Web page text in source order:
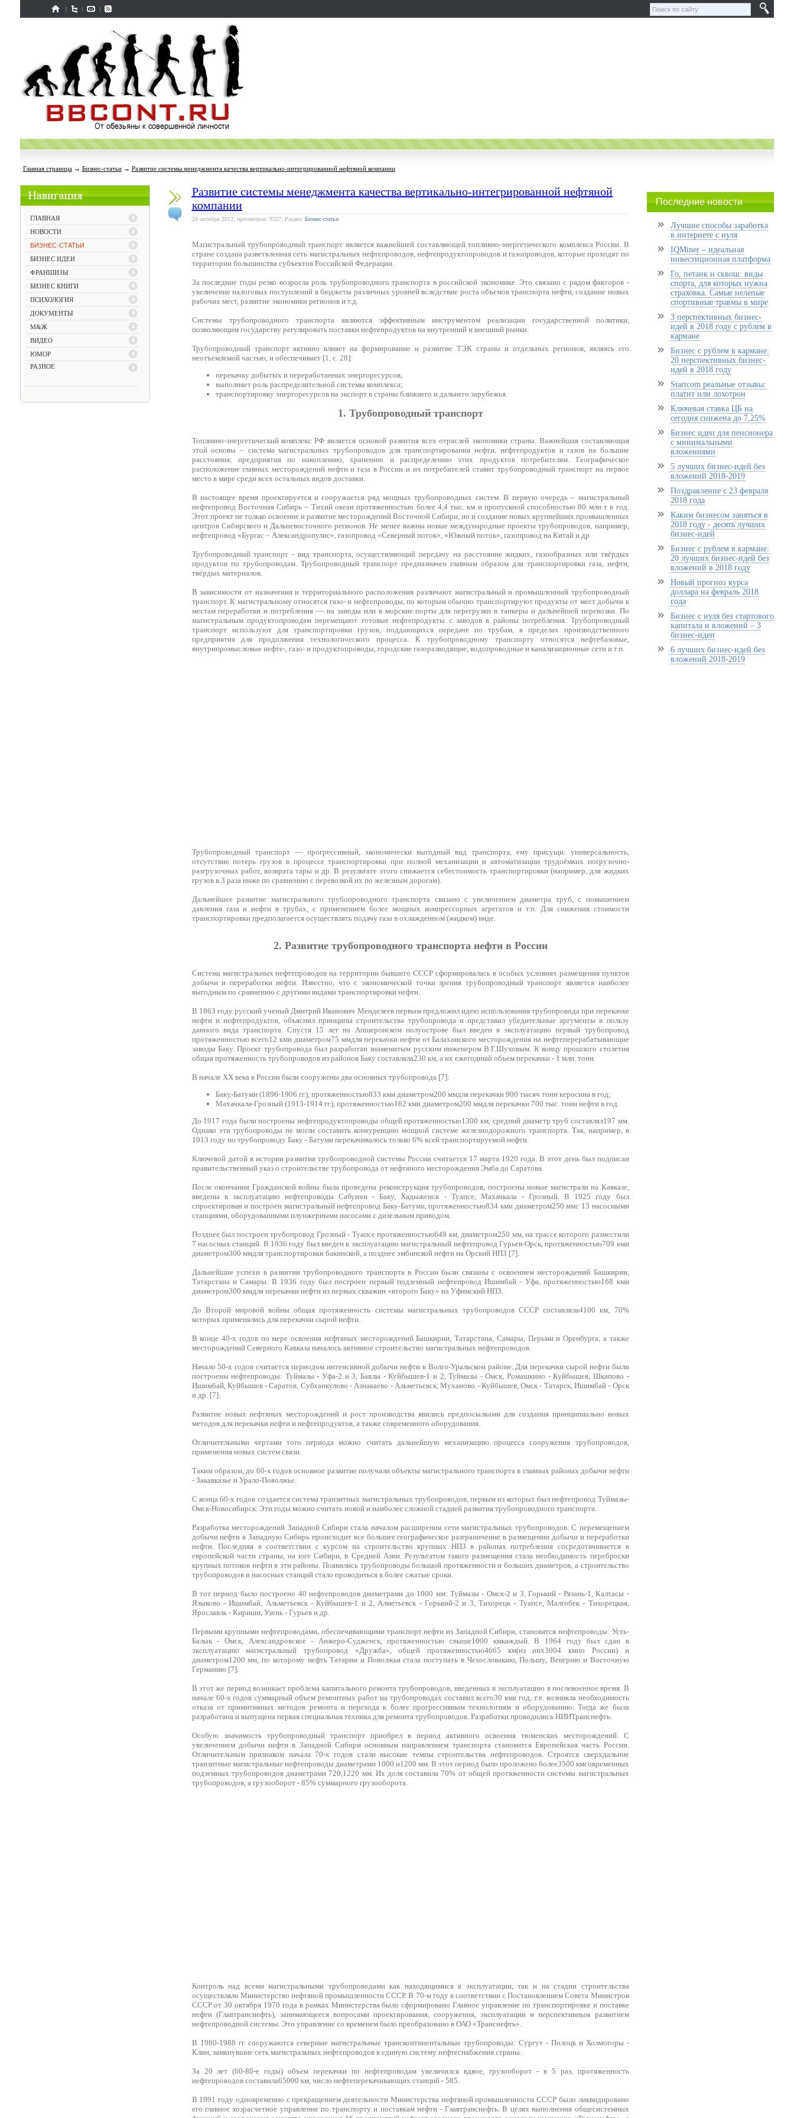
Главная страница→ Бизнес-статьи→ Развитие системы менеджмента качества вертикально-интегрированной нефтяной компании
ГЛАВНАЯ
НОВОСТИ
БИЗНЕС-СТАТЬИ
БИЗНЕС ИДЕИ
ФРАНШИЗЫ
БИЗНЕС КНИГИ
ПСИХОЛОГИЯ
ДОКУМЕНТЫ
М&Ж
ВИДЕО
ЮМОР
РАЗНОЕ
Развитие системы менеджмента качества вертикально-интегрированной нефтяной
компании
24 октября 2012, просмотров: 9357, Раздел: Бизнес-статьи
Магистральный трубопроводный транспорт является важнейшей составляющей топливно-энергетического комплекса России. В
стране создана разветвленная сеть магистральных нефтепроводов, нефтепродуктопроводов и газопроводов, которые проходят по
территории большинства субъектов Российской Федерации.
За последние годы резко возросла роль трубопроводного транспорта в российской экономике. Это связано с рядом факторов -
увеличение налоговых поступлений в бюджеты различных уровней вследствие роста объемов транспорта нефти, создание новых
рабочих мест, развитие экономики регионов и т.д.
Системы трубопроводного транспорта являются эффективным инструментом реализации государственной политики,
позволяющим государству регулировать поставки нефтепродуктов на внутренний и внешний рынки.
Трубопроводный транспорт активно влияет на формирование и развитие ТЭК страны и отдельных регионов, являясь его
неотъемлемой частью, и обеспечивает [1, с. 28]:
перекачку добытых и переработанных энергоресурсов;
выполняет роль распределительной системы комплекса;
транспортировку энергоресурсов на экспорт в страны ближнего и дальнего зарубежья.
1. Трубопроводный транспорт
Топливно-энергетический комплекс РФ является основой развития всех отраслей экономики страны. Важнейшая составляющая
этой основы – система магистральных трубопроводов для транспортирования нефти, нефтепродуктов и газов на большие
расстояния; предприятия по накоплению, хранению и распределению этих продуктов потребителям. Географическое
расположение главных месторождений нефти и газа в России и их потребителей ставит трубопроводный транспорт на первое
место в мире среди всех остальных видов доставки.
В настоящее время проектируется и сооружается ряд мощных трубопроводных систем. В первую очередь – магистральный
нефтепровод Восточная Сибирь – Тихий океан протяженностью более 4,4 тыс. км и пропускной способностью 80 млн т в год.
Этот проект не только освоение и развитие месторождений Восточной Сибири, но и создание новых крупнейших промышленных
центров Сибирского и Дальневосточного регионов. Не менее важны новые международные проекты трубопроводов, например,
нефтепровод «Бургас – Александропулис», газопровод «Северный поток», «Южный поток», газопровод на Китай и др.
Трубопроводный транспорт - вид транспорта, осуществляющий передачу на расстояние жидких, газообразных или твёрдых
продуктов по трубопроводам. Трубопроводный транспорт предназначен главным образом для транспортировки газа, нефти,
твёрдых материалов.
В зависимости от назначения и территориального расположения различают магистральный и промышленный трубопроводный
транспорт. К магистральному относятся газо- и нефтепроводы, по которым обычно транспортируют продукты от мест добычи к
местам переработки и потребления — на заводы или в морские порты для перегрузки в танкеры и дальнейшей перевозки. По
магистральным продуктопроводам перемещают готовые нефтепродукты с заводов в районы потребления. Трубопроводный
транспорт используют для транспортировки грузов, поддающихся передаче по трубам, в пределах производственного
предприятия для продолжения технологического процесса. К трубопроводному транспорту относятся нефтебазовые,
внутрипромысловые нефте-, газо- и продуктопроводы, городские газоразводящие, водопроводные и канализационные сети и т.п.
Трубопроводный транспорт — прогрессивный, экономически выгодный вид транспорта, ему присущи: универсальность,
отсутствие потерь грузов в процессе транспортировки при полной механизации и автоматизации трудоёмких погрузочно-
разгрузочных работ, возврата тары и др. В результате этого снижается себестоимость транспортировки (например, для жидких
грузов в 3 раза ниже по сравнению с перевозкой их по железным дорогам).
Дальнейшее развитие магистрального трубопроводного транспорта связано с увеличением диаметра труб, с повышением
давления газа и нефти в трубах, с применением более мощных компрессорных агрегатов и т.п. Для снижения стоимости
транспортировки предполагается осуществлять подачу газа в охлажденном (жидком) виде.
2. Развитие трубопроводного транспорта нефти в России
Система магистральных нефтепроводов на территории бывшего СССР сформировалась в особых условиях размещения пунктов
добычи и переработки нефти. Известно, что с экономической точки зрения трубопроводный транспорт является наиболее
выгодным по сравнению с другими видами транспортировки нефти.
В 1863 году русский ученый Дмитрий Иванович Менделеев первым предложил идею использования трубопровода при перекачке
нефти и нефтепродуктов, объяснил принципы строительства трубопровода и представил убедительные аргументы в пользу
данного вида транспорта. Спустя 15 лет на Апшеронском полуострове был введен в эксплуатацию первый трубопровод
протяженностью всего12 кми диаметром75 ммдля перекачки нефти от Балаханского месторождения на нефтеперерабатывающие
заводы Баку. Проект трубопровода был разработан знаменитым русским инженером В.Г.Шуховым. К концу прошлого столетия
общая протяженность трубопроводов из районов Баку составляла230 км, а их ежегодный объем перекачки - 1 млн. тонн.
В начале ХХ века в России были сооружены два основных трубопровода [7]:
Баку-Батуми (1896-1906 гг.), протяженностью833 кми диаметром200 ммдля перекачки 900 тысяч тонн керосина в год;
Махачкала-Грозный (1913-1914 гг.), протяженностью162 кми диаметром200 ммдля перекачки 700 тыс. тонн нефти в год.
До 1917 года были построены нефтепродуктопроводы общей протяженностью1300 км, средний диаметр труб составлял197 мм.
Однако эти трубопроводы не могли составить конкуренцию мощной системе железнодорожного транспорта. Так, например, в
1913 году по трубопроводу Баку - Батуми перекачивалось только 6% всей транспортируемой нефти.
Ключевой датой в истории развития трубопроводной системы России считается 17 марта 1920 года. В этот день был подписан
правительственный указ о строительстве трубопровода от нефтяного месторождения Эмба до Саратова.
После окончания Гражданской войны была проведена реконструкция трубопроводов, построены новые магистрали на Кавказе,
введены в эксплуатацию нефтепроводы Сабунчи - Баку, Хадыженск - Туапсе, Махачкала - Грозный. В 1925 году был
спроектирован и построен магистральный нефтепровод Баку-Батуми, протяженностью834 кми диаметром250 ммс 13 насосными
станциями, оборудованными плунжерными насосами с дизельным приводом.
Позднее был построен трубопровод Грозный - Туапсе протяженностью649 км, диаметром250 мм, на трассе которого разместили
7 насосных станций. В 1936 году был введен в эксплуатацию магистральный нефтепровод Гурьев-Орск, протяженностью709 кми
диаметром300 ммдля транспортировки бакинской, а позднее эмбинской нефти на Орский НПЗ [7].
Дальнейшие успехи в развитии трубопроводного транспорта в России были связаны с освоением месторождений Башкирии,
Татарстана и Самары. В 1936 году был построен первый подземный нефтепровод Ишимбай - Уфа, протяженностью168 кми
диаметром300 ммдля перекачки нефти из первых скважин «второго Баку» на Уфимский НПЗ.
До Второй мировой войны общая протяженность системы магистральных трубопроводов СССР составляла4100 км, 70%
которых применялись для перекачки сырой нефти.
В конце 40-х годов по мере освоения нефтяных месторождений Башкирии, Татарстана, Самары, Перьми и Оренбурга, а также
месторождений Северного Кавказа началось активное строительство магистральных нефтепроводов.
Начало 50-х годов считается периодом интенсивной добычи нефти в Волго-Уральском районе. Для перекачки сырой нефти были
построены нефтепроводы: Туймазы - Уфа-2 и 3, Бавлы - Куйбышев-1 и 2, Туймазы - Омск, Ромашкино - Куйбышев, Шкапово -
Ишимбай, Куйбышев - Саратов, Субханкулово - Азнакаево - Альметьевск, Муханово - Куйбышев, Омск - Татарск, Ишимбай - Орск
и др. [7].
Развитие новых нефтяных месторождений и рост производства явились предпосылками для создания принципиально новых
методов для перекачки нефти и нефтепродуктов, а также современного оборудования.
Отличительными чертами того периода можно считать дальнейшую механизацию процесса сооружения трубопроводов,
применения новых систем связи.
Таким образом, до 60-х годов основное развитие получали объекты магистрального транспорта в главных районах добычи нефти
- Закавказье и Урало-Поволжье.
С конца 60-х годов создается система транзитных магистральных трубопроводов, первым из которых был нефтепровод Туймазы-
Омск-Новосибирск. Эти годы можно считать новой и наиболее сложной стадией развития трубопроводного транспорта.
Разработка месторождений Западной Сибири стала началом расширения сети магистральных трубопроводов. С перемещением
добычи нефти в Западную Сибирь происходит все большее географическое разграничение в размещении добычи и переработки
нефти. Последняя в соответствии с курсом на строительство крупных НПЗ в районах потребления сосредотачивается в
европейской части страны, на юге Сибири, в Средней Азии. Результатом такого размещения стала необходимость переброски
крупных потоков нефти в эти районы. Появились трубопроводы большой протяженности и больших диаметров, а строительство
трубопроводов и насосных станций стало проводиться в более сжатые сроки.
В тот период было построено 40 нефтепроводов диаметрами до 1000 мм: Туймазы - Омск-2 и 3, Горький - Рязань-1, Калтасы -
Языково - Ишимбай, Альметьевск - Куйбышев-1 и 2, Алметьевск - Горький-2 и 3, Тихорецк - Туапсе, Малгобек - Тихорецкая,
Ярославль - Кириши, Узень - Гурьев и др.
Первыми крупными нефтепроводами, обеспечивающими транспорт нефти из Западной Сибири, становятся нефтепроводы: Усть-
Балык - Омск, Александровское - Анжеро-Судженск, протяженностью свыше1000 кмкаждый. В 1964 году был сдан в
эксплуатацию магистральный трубопровод «Дружба», общей протяженностью4665 км(из них3004 кмпо России) и
диаметром1200 мм, по которому нефть Татарии и Поволжья стала поступать в Чехословакию, Польшу, Венгрию и Восточную
Германию [7].
В этот же период возникает проблема капитального ремонта трубопроводов, введенных в эксплуатацию в послевоенное время. В
начале 60-х годов суммарный объем ремонтных работ на трубопроводах составил всего30 кмв год, т.е. возникла необходимость
отказа от примитивных методов ремонта и перехода к более прогрессивным технологиям и оборудованию. Тогда же была
разработана и выпущена первая специальная техника для ремонта трубопроводов. Разработки проводились НИИТранснефть.
Особую значимость трубопроводный транспорт приобрел в период активного освоения тюменских месторождений. С
увеличением добычи нефти в Западной Сибири основным направлением транспорта становится Европейская часть России.
Отличительным признаком начала 70-х годов стали высокие темпы строительства нефтепроводов. Строятся сверхдальние
транзитные магистральные нефтепроводы диаметрами 1000 и1200 мм. В этот период было проложено более3500 кмсовременных
подземных трубопроводов диаметрами 720,1220 мм. Их доля составила 70% от общей протяженности системы магистральных
трубопроводов, а грузооборот - 85% суммарного грузооборота.
Контроль над всеми магистральными трубопроводами как находящимися в эксплуатации, так и на стадии строительства
осуществляло Министерство нефтяной промышленности СССР. В 70-м году в соответствии с Постановлением Совета Министров
СССР от 30 октября 1970 года в рамках Министерства было сформировано Главное управление по транспортировке и поставке
нефти (Главтранснефть), занимающееся вопросами проектирования, сооружения, эксплуатации и перспективным развитием
нефтепроводной системы. Это управление со временем было преобразовано в ОАО «Транснефть».
В 1980-1988 гг. сооружаются северные магистральные трансконтинентальные трубопроводы: Сургут - Полоцк и Холмогоры -
Клин, замкнувшие сеть магистральных нефтепроводов в единую систему нефтеснабжения страны.
За 20 лет (60-80-е годы) объем перекачки по нефтепроводам увеличился вдвое, грузооборот - в 5 раз, протяженность
нефтепроводов составила65000 км, число нефтеперекачивающих станций - 585.
В 1991 году одновременно с прекращением деятельности Министерства нефтяной промышленности СССР было ликвидировано
его главное хозрасчетное управление по транспорту и поставкам нефти - Главтранснефть. В целях выполнения общесистемных
Последние новости
Лучшие способы заработка
в интернете с нуля
IQMiner – идеальная
инвестиционная платформа
Го, петанк и сквош: виды
спорта, для которых нужна
страховка. Самые нелепые
спортивные травмы в мире
3 перспективных бизнес-
идей в 2018 году с рублем в
кармане
Бизнес с рублем в кармане:
20 перспективных бизнес-
идей в 2018 году
Startcom реальные отзывы:
платит или лохотрон
Ключевая ставка ЦБ на
сегодня снижена до 7,25%
Бизнес идеи для пенсионера
с минимальными
вложениями
5 лучших бизнес-идей без
вложений 2018-2019
Поздравление с 23 февраля
2018 года
Каким бизнесом заняться в
2018 году - десять лучших
бизнес-идей
Бизнес с рублем в кармане:
20 лучших бизнес-идей без
вложений в 2018 году
Новый прогноз курса
доллара на февраль 2018
года
Бизнес с нуля без стартового
капитала и вложений – 3
бизнес-идеи
6 лучших бизнес-идей без
вложений 2018-2019